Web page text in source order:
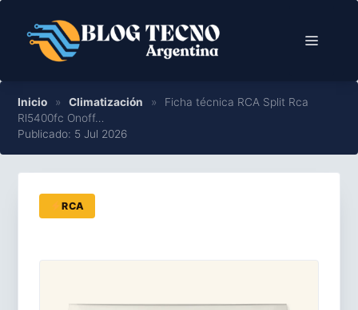
contenido
Menú
Inicio » Climatización »
Ficha técnica RCA Split Rca
Rl5400fc Onoff…
Publicado: 5 Jul 2026
RCA